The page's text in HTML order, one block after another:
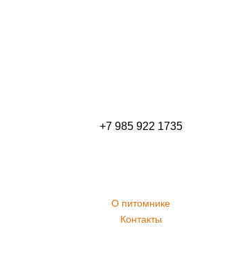
+7 985 922 1735
О питомнике
Контакты